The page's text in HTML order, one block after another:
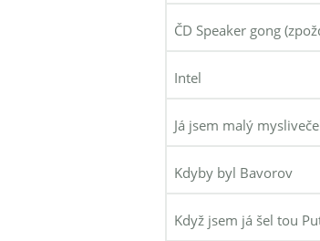
ČD Speaker gong
Intel
Já jsem malý
Kdyby byl Bavorov
Když jsem já šel tou